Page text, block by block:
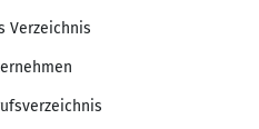
Verzeichnis